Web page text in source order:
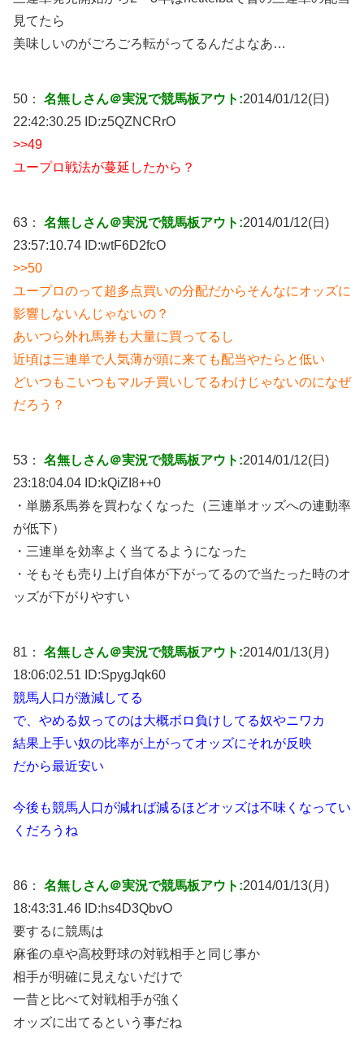
見てたら
美味しいのがごろごろ転がってるんだよなあ…
50： 名無しさん＠実況で競馬板アウト:2014/01/12(日)
22:42:30.25 ID:z5QZNCRrO
>>49
ユープロ戦法が蔓延したから？
63： 名無しさん＠実況で競馬板アウト:2014/01/12(日)
23:57:10.74 ID:wtF6D2fcO
>>50
ユープロのって超多点買いの分配だからそんなにオッズに
影響しないんじゃないの？
あいつら外れ馬券も大量に買ってるし
近頃は三連単で人気薄が頭に来ても配当やたらと低い
どいつもこいつもマルチ買いしてるわけじゃないのになぜ
だろう？
53： 名無しさん＠実況で競馬板アウト:2014/01/12(日)
23:18:04.04 ID:kQiZI8++0
・単勝系馬券を買わなくなった（三連単オッズへの連動率
が低下）
・三連単を効率よく当てるようになった
・そもそも売り上げ自体が下がってるので当たった時のオ
ッズが下がりやすい
81： 名無しさん＠実況で競馬板アウト:2014/01/13(月)
18:06:02.51 ID:SpygJqk60
競馬人口が激減してる
で、やめる奴ってのは大概ボロ負けしてる奴やニワカ
結果上手い奴の比率が上がってオッズにそれが反映
だから最近安い
今後も競馬人口が減れば減るほどオッズは不味くなってい
くだろうね
86： 名無しさん＠実況で競馬板アウト:2014/01/13(月)
18:43:31.46 ID:hs4D3QbvO
要するに競馬は
麻雀の卓や高校野球の対戦相手と同じ事か
相手が明確に見えないだけで
一昔と比べて対戦相手が強く
オッズに出てるという事だね